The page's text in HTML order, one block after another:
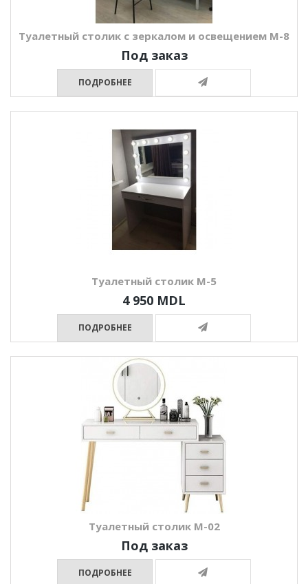
Туалетный столик с зеркалом и освещением М-8
Под заказ
ПОДРОБНЕЕ
Туалетный столик М-5
4 950 MDL
ПОДРОБНЕЕ
Туалетный столик М-02
Под заказ
ПОДРОБНЕЕ